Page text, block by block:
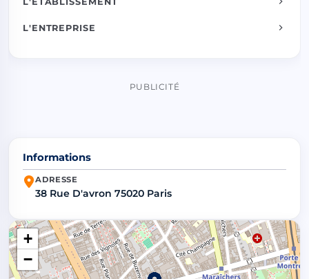
L'ENTREPRISE
PUBLICITÉ
Informations
ADRESSE
38 Rue D'avron 75020 Paris
+
−